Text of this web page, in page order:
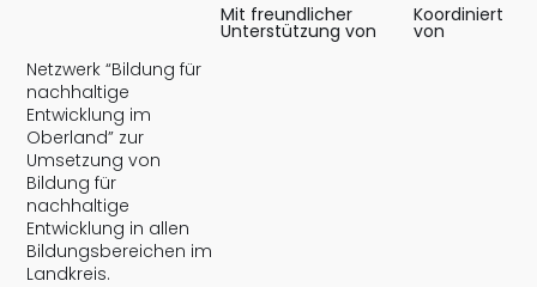
Netzwerk “Bildung für
nachhaltige
Entwicklung im
Oberland” zur
Umsetzung von
Bildung für
nachhaltige
Entwicklung in allen
Bildungsbereichen im
Landkreis.
Koordiniert
von
Mit freundlicher
Unterstützung von